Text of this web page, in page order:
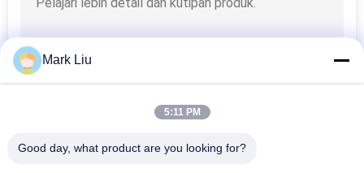
Kuas Cat Tubuh
Mark Liu
5:11 PM
Good day, what product are you looking for?